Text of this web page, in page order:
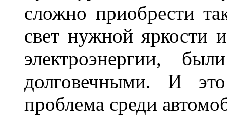
сложно приобрести
свет нужной яркости
электроэнергии,
долговечными. И
проблема среди